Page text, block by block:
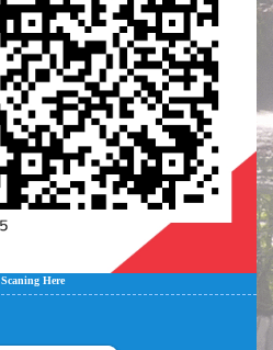
Scaning Here